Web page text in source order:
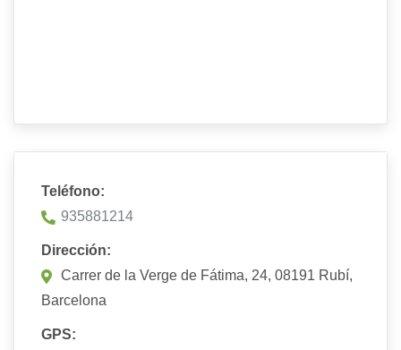
Teléfono:
935881214
Dirección:
Carrer de la Verge de Fátima, 24, 08191 Rubí,
Barcelona
GPS: